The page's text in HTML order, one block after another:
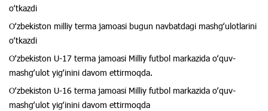
oʻtkazdi
Oʻzbekiston milliy terma jamoasi bugun navbatdagi mashgʻulotlarini
oʻtkazdi
Oʻzbekiston U-17 terma jamoasi Milliy futbol markazida oʻquv-
mashgʻulot yigʻinini davom ettirmoqda.
Oʻzbekiston U-16 terma jamoasi Milliy futbol markazida oʻquv-
mashgʻulot yigʻinini davom ettirmoqda